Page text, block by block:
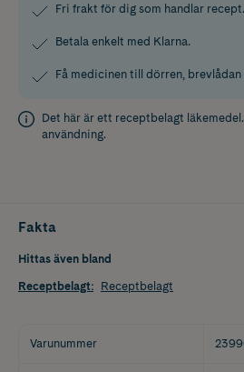
Fri frakt för dig som handlar recept.
Betala enkelt med Klarna.
Få medicinen till dörren,
Det här är ett receptbelagt
användning.
Fakta
Hittas även bland
Receptbelagt: Receptbelagt
Varunummer